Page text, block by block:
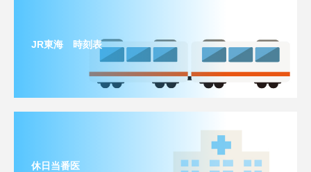
JR東海 時刻表
休日当番医